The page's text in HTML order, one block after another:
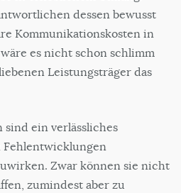
dessen bewusst
Kommunikationskosten in
es nicht schon schlimm
Leistungsträger das
ein verlässliches
Fehlentwicklungen
Zwar können sie nicht
zumindest aber zu